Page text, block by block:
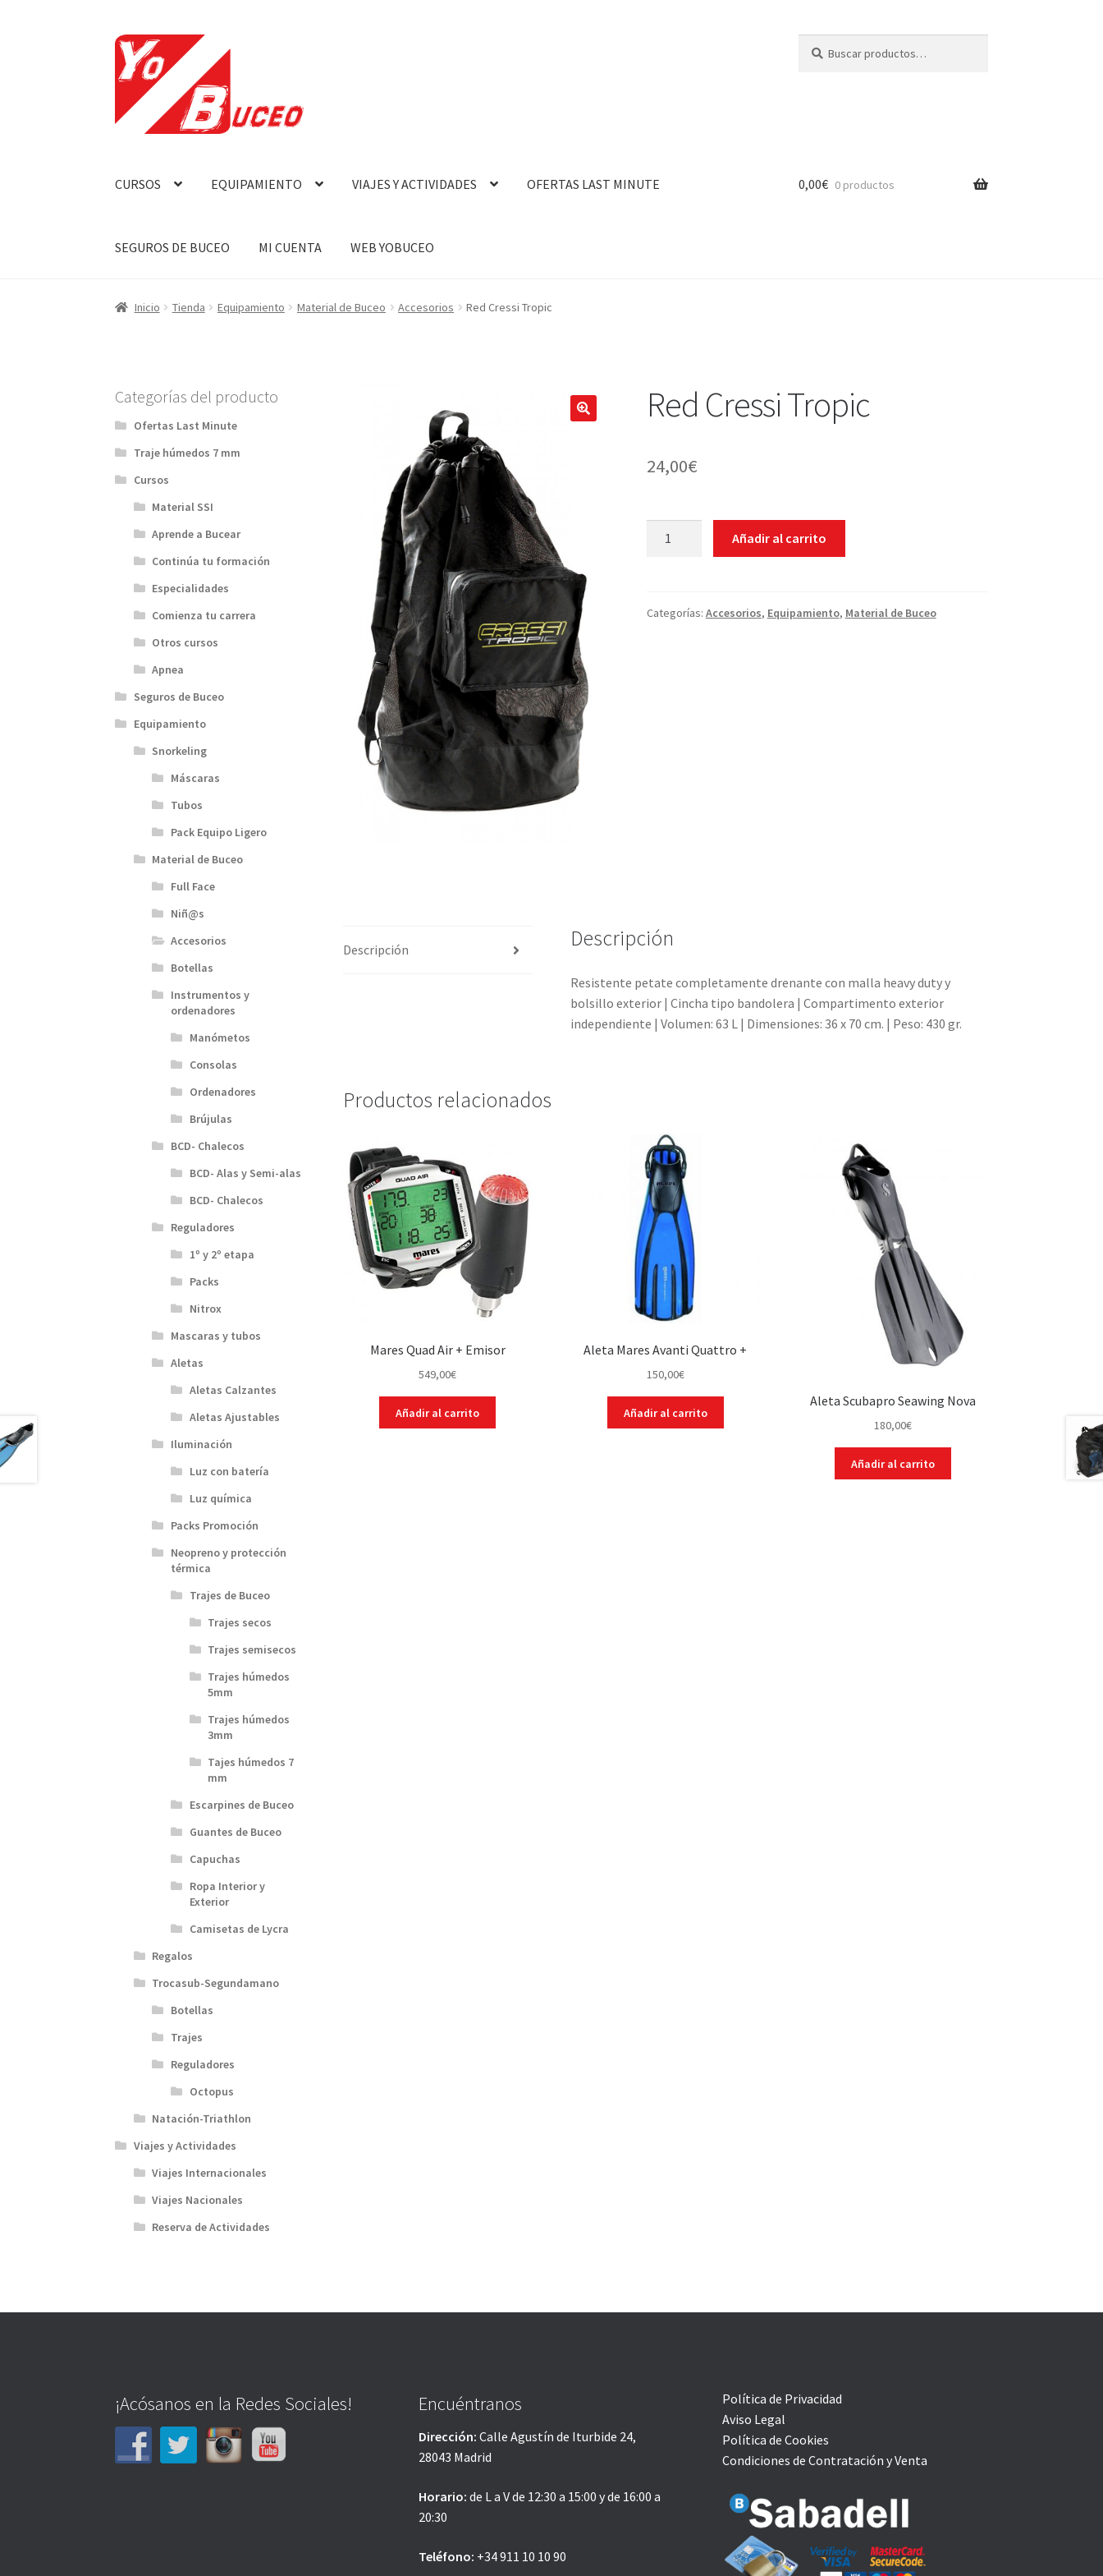
Ir
la
navegación
Ir
al
contenido
por:
CURSOS EQUIPAMIENTO VIAJES Y ACTIVIDADES OFERTAS LAST MINUTE
SEGUROS DE BUCEO MI CUENTA WEB YOBUCEO
0,00€ 0 productos
Inicio Tienda Equipamiento Material de Buceo Accesorios Red Cressi Tropic
Red Cressi Tropic
24,00€
Añadir al carrito
Categorías: Accesorios, Equipamiento, Material de Buceo
Descripción Descripción
Resistente petate completamente drenante con malla heavy duty y
bolsillo exterior | Cincha tipo bandolera | Compartimento exterior
independiente | Volumen: 63 L | Dimensiones: 36 x 70 cm. | Peso: 430 gr.
Productos relacionados
Mares Quad Air + Emisor
549,00€
Añadir al carrito
Aleta Mares Avanti Quattro +
150,00€
Añadir al carrito
Aleta Scubapro Seawing Nova
180,00€
Añadir al carrito
Categorías del producto
Ofertas Last Minute
Traje húmedos 7 mm
Cursos
Material SSI
Aprende a Bucear
Continúa tu formación
Especialidades
Comienza tu carrera
Otros cursos
Apnea
Seguros de Buceo
Equipamiento
Snorkeling
Máscaras
Tubos
Pack Equipo Ligero
Material de Buceo
Full Face
Niñ@s
Accesorios
Botellas
Instrumentos y
ordenadores
Manómetos
Consolas
Ordenadores
Brújulas
BCD- Chalecos
BCD- Alas y Semi-alas
BCD- Chalecos
Reguladores
1º y 2º etapa
Packs
Nitrox
Mascaras y tubos
Aletas
Aletas Calzantes
Aletas Ajustables
Iluminación
Luz con batería
Luz química
Packs Promoción
Neopreno y protección
térmica
Trajes de Buceo
Trajes secos
Trajes semisecos
Trajes húmedos
5mm
Trajes húmedos
3mm
Tajes húmedos 7
mm
Escarpines de Buceo
Guantes de Buceo
Capuchas
Ropa Interior y
Exterior
Camisetas de Lycra
Regalos
Trocasub-Segundamano
Botellas
Trajes
Reguladores
Octopus
Natación-Triathlon
Viajes y Actividades
Viajes Internacionales
Viajes Nacionales
Reserva de Actividades
¡Acósanos en la Redes Sociales! Encuéntranos
Dirección:Calle Agustín de Iturbide 24,
28043 Madrid
Horario: de L a V de 12:30 a 15:00 y de 16:00 a
20:30
Teléfono: +34 911 10 10 90
Política de Privacidad
Aviso Legal
Política de Cookies
Condiciones de Contratación y Venta